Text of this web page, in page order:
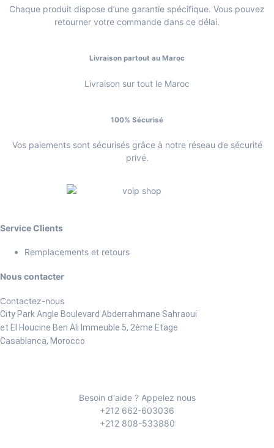
Chaque produit dispose d’une garantie spécifique. Vous pouvez
retourner votre commande dans ce délai.
Livraison partout au Maroc
Livraison sur tout le Maroc
100% Sécurisé
Vos paiements sont sécurisés grâce à notre réseau de sécurité
privé.
Service Clients
Remplacements et retours
Nous contacter
Contactez-nous
City Park Angle Boulevard Abderrahmane Sahraoui
et El Houcine Ben Ali Immeuble 5, 2ème Etage
Casablanca, Morocco
Besoin d'aide ? Appelez nous
+212 662-603036
+212 808-533880